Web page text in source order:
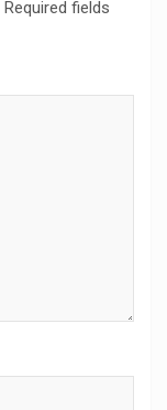
Required fields